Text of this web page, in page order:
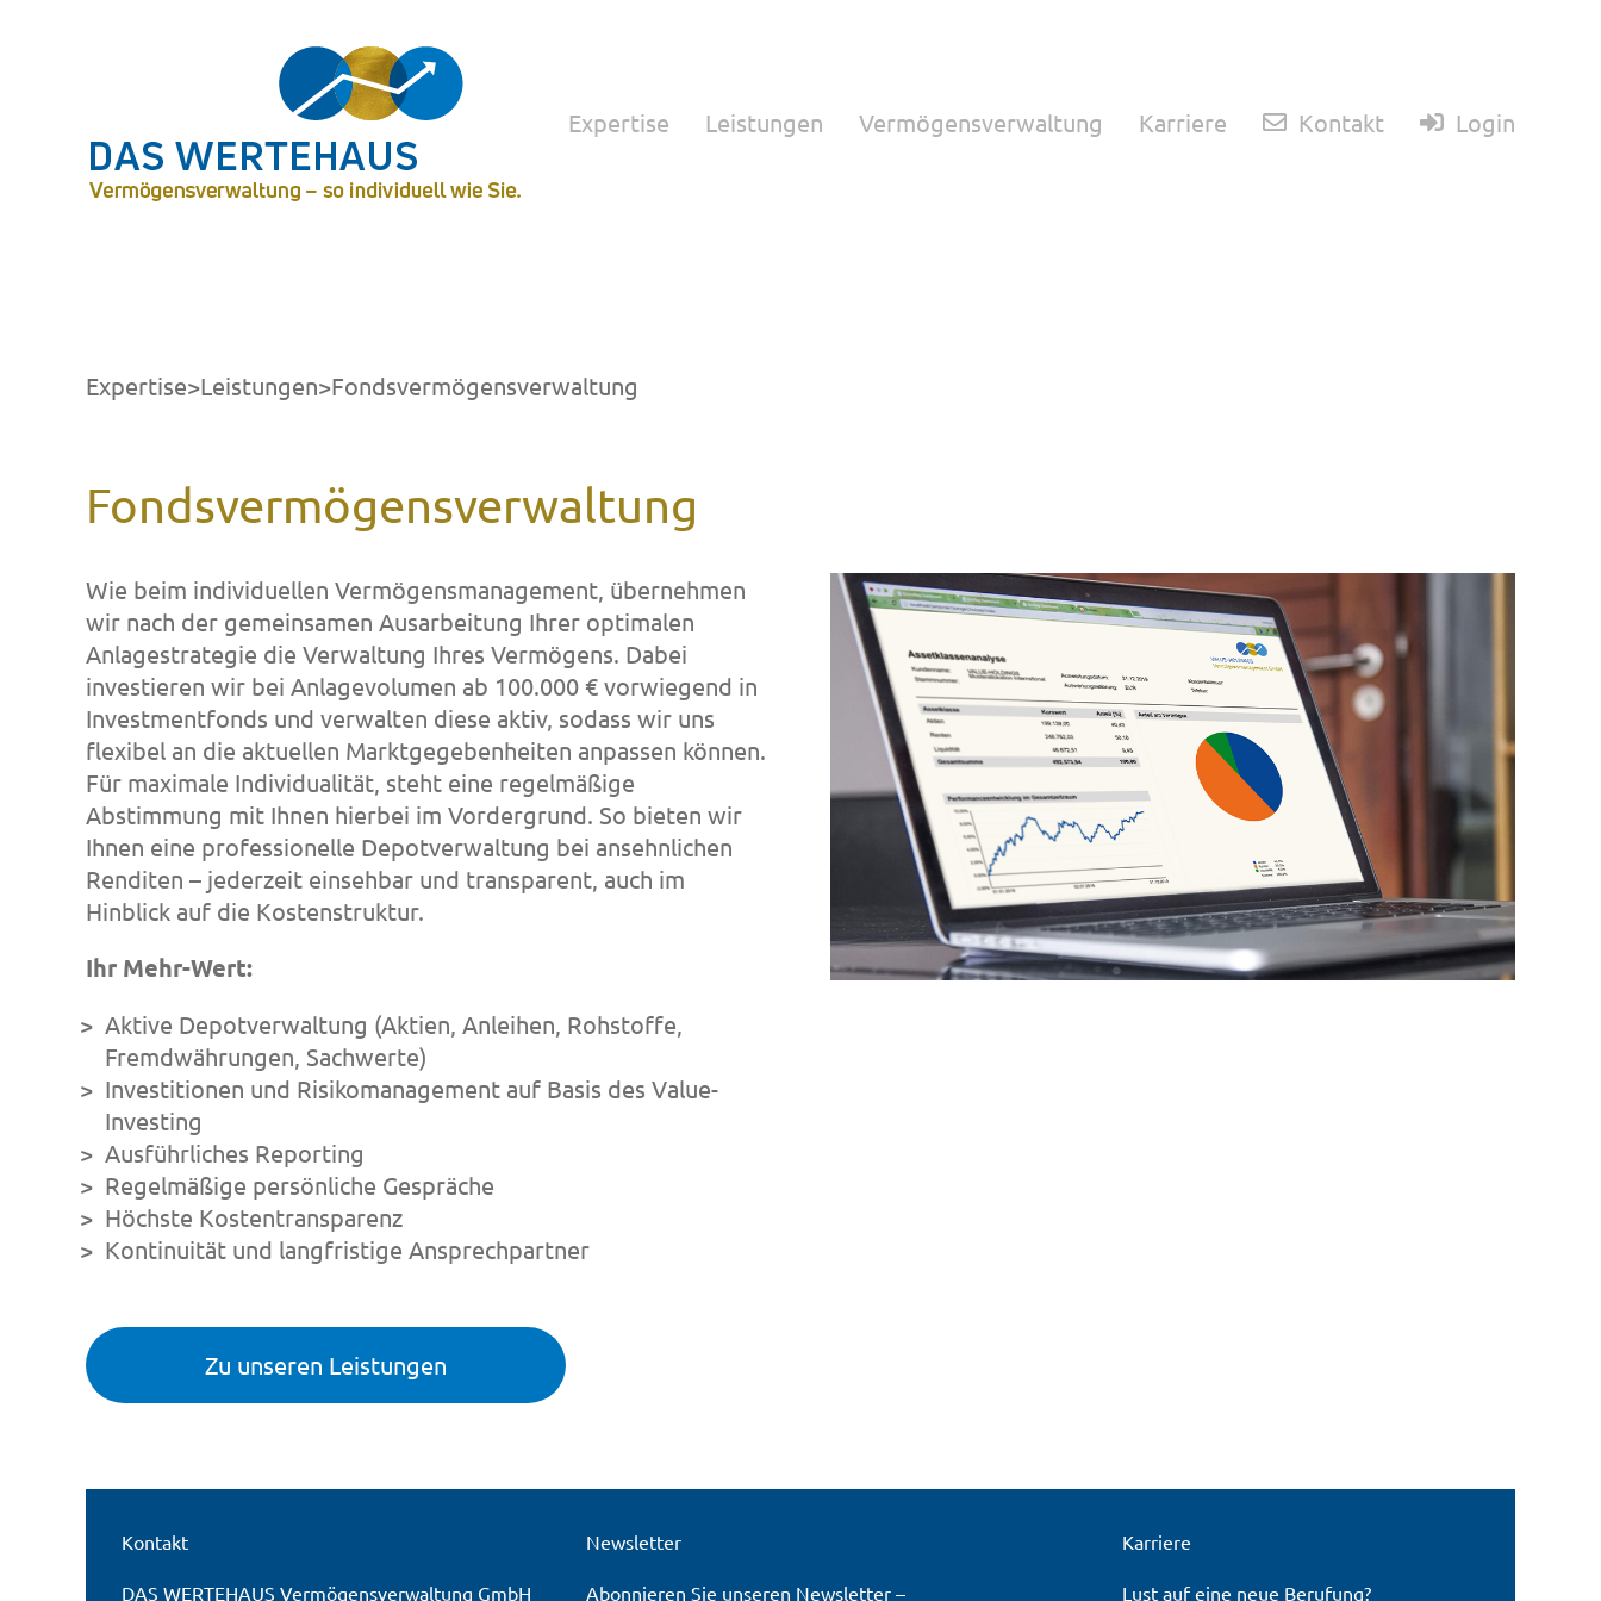
Expertise Leistungen Vermögensverwaltung Karriere Kontakt Login
Expertise>Leistungen>Fondsvermögensverwaltung
Fondsvermögensverwaltung
Wie beim individuellen Vermögensmanagement, übernehmen
wir nach der gemeinsamen Ausarbeitung Ihrer optimalen
Anlagestrategie die Verwaltung Ihres Vermögens. Dabei
investieren wir bei Anlagevolumen ab 100.000 € vorwiegend in
Investmentfonds und verwalten diese aktiv, sodass wir uns
flexibel an die aktuellen Marktgegebenheiten anpassen können.
Für maximale Individualität, steht eine regelmäßige
Abstimmung mit Ihnen hierbei im Vordergrund. So bieten wir
Ihnen eine professionelle Depotverwaltung bei ansehnlichen
Renditen – jederzeit einsehbar und transparent, auch im
Hinblick auf die Kostenstruktur.
Ihr Mehr-Wert:
Aktive Depotverwaltung (Aktien, Anleihen, Rohstoffe,
Fremdwährungen, Sachwerte)
Investitionen und Risikomanagement auf Basis des Value-
Investing
Ausführliches Reporting
Regelmäßige persönliche Gespräche
Höchste Kostentransparenz
Kontinuität und langfristige Ansprechpartner
Zu unseren Leistungen
Kontakt
DAS WERTEHAUS Vermögensverwaltung GmbH
Newsletter
Abonnieren Sie unseren Newsletter–
Karriere
Lust auf eine neue Berufung?